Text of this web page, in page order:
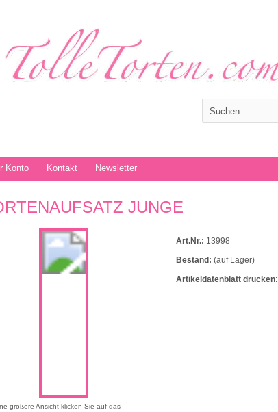
Konto Kontakt Newsletter
JUNGE
größere Ansicht klicken Sie auf das
Art.Nr.: 13998
Bestand: (auf Lager)
Artikeldatenblatt drucken: